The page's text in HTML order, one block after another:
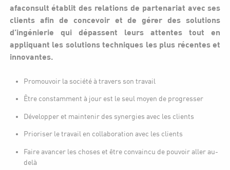
afaconsult établit des relations de partenariat avec ses
clients afin de concevoir et de gérer des solutions
d’ingénierie qui dépassent leurs attentes tout en
appliquant les solutions techniques les plus récentes et
innovantes.
Promouvoir la société à travers son travail
Être constamment à jour est le seul moyen de progresser
Développer et maintenir des synergies avec les clients
Prioriser le travail en collaboration avec les clients
Faire avancer les choses et être convaincu de pouvoir aller au-
delà